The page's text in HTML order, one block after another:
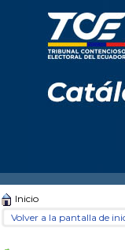
Inicio
Volver a la pantalla de